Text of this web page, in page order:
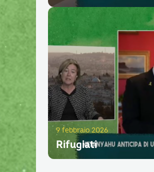
9 febbraio 2026
Rifugiati